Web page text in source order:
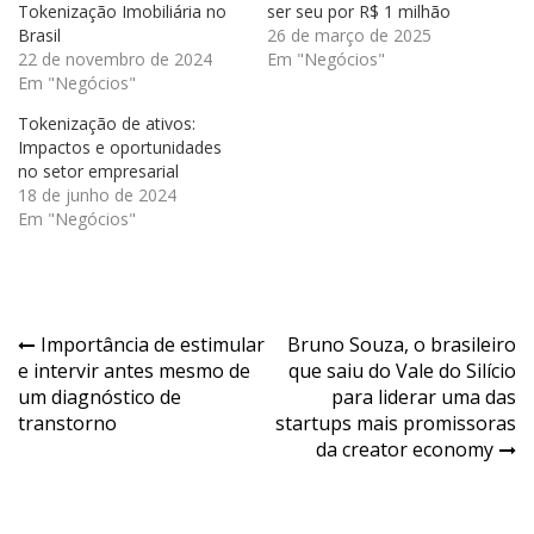
Tokenização Imobiliária no
Brasil
22 de novembro de 2024
Em "Negócios"
ser seu por R$ 1 milhão
26 de março de 2025
Em "Negócios"
Tokenização de ativos:
Impactos e oportunidades
no setor empresarial
18 de junho de 2024
Em "Negócios"
Navegação
de
Post
Importância de estimular
e intervir antes mesmo de
um diagnóstico de
transtorno
Bruno Souza, o brasileiro
que saiu do Vale do Silício
para liderar uma das
startups mais promissoras
da creator economy